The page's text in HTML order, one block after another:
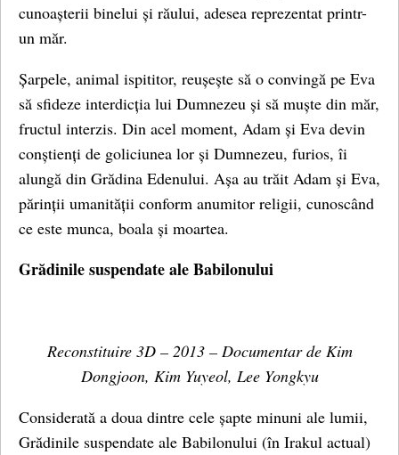
cunoașterii binelui și răului, adesea reprezentat printr-
un măr.
Șarpele, animal ispititor, reușește să o convingă pe Eva
să sfideze interdicția lui Dumnezeu și să muște din măr,
fructul interzis. Din acel moment, Adam și Eva devin
conștienți de goliciunea lor și Dumnezeu, furios, îi
alungă din Grădina Edenului. Așa au trăit Adam și Eva,
părinții umanității conform anumitor religii, cunoscând
ce este munca, boala și moartea.
Grădinile suspendate ale Babilonului
Reconstituire 3D – 2013 – Documentar de Kim
Dongjoon, Kim Yuyeol, Lee Yongkyu
Considerată a doua dintre cele șapte minuni ale lumii,
Grădinile suspendate ale Babilonului (în Irakul actual)